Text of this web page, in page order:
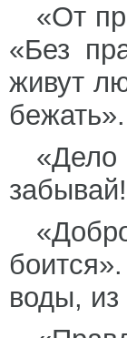
«От
«Без
живут
воды, из